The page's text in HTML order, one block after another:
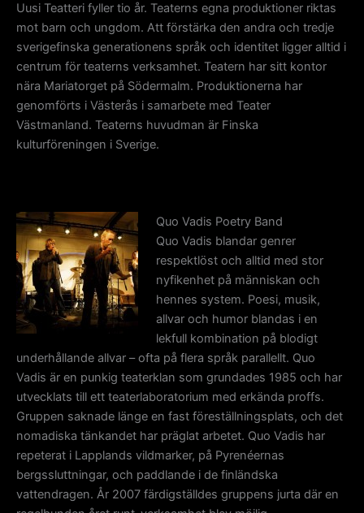
Uusi Teatteri fyller tio år. Teaterns egna produktioner riktas
mot barn och ungdom. Att förstärka den andra och tredje
sverigefinska generationens språk och identitet ligger alltid i
centrum för teaterns verksamhet. Teatern har sitt kontor
nära Mariatorget på Södermalm. Produktionerna har
genomförts i Västerås i samarbete med Teater
Västmanland. Teaterns huvudman är Finska
kulturföreningen i Sverige.
Quo Vadis Poetry Band
Quo Vadis blandar genrer
respektlöst och alltid med stor
nyfikenhet på människan och
hennes system. Poesi, musik,
allvar och humor blandas i en
lekfull kombination på blodigt
underhållande allvar – ofta på flera språk parallellt. Quo
Vadis är en punkig teaterklan som grundades 1985 och har
utvecklats till ett teaterlaboratorium med erkända proffs.
Gruppen saknade länge en fast föreställningsplats, och det
nomadiska tänkandet har präglat arbetet. Quo Vadis har
repeterat i Lapplands vildmarker, på Pyrenéernas
bergssluttningar, och paddlande i de finländska
vattendragen. År 2007 färdigställdes gruppens jurta där en